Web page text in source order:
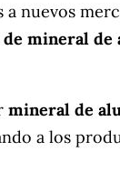
nuevos
mineral de
mineral de
a los